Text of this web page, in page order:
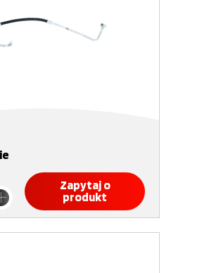
Zapytaj o
produkt